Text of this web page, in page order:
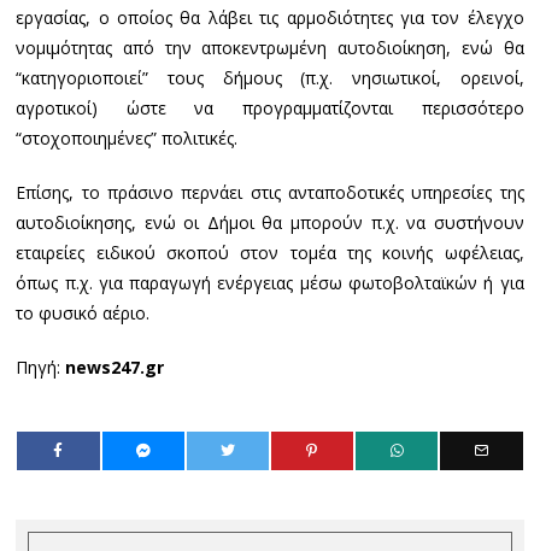
εργασίας, ο οποίος θα λάβει τις αρμοδιότητες για τον έλεγχο
νομιμότητας από την αποκεντρωμένη αυτοδιοίκηση, ενώ θα
“κατηγοριοποιεί” τους δήμους (π.χ. νησιωτικοί, ορεινοί,
αγροτικοί) ώστε να προγραμματίζονται περισσότερο
“στοχοποιημένες” πολιτικές.
Επίσης, το πράσινο περνάει στις ανταποδοτικές υπηρεσίες της
αυτοδιοίκησης, ενώ οι Δήμοι θα μπορούν π.χ. να συστήνουν
εταιρείες ειδικού σκοπού στον τομέα της κοινής ωφέλειας,
όπως π.χ. για παραγωγή ενέργειας μέσω φωτοβολταϊκών ή για
το φυσικό αέριο.
Πηγή: news247.gr